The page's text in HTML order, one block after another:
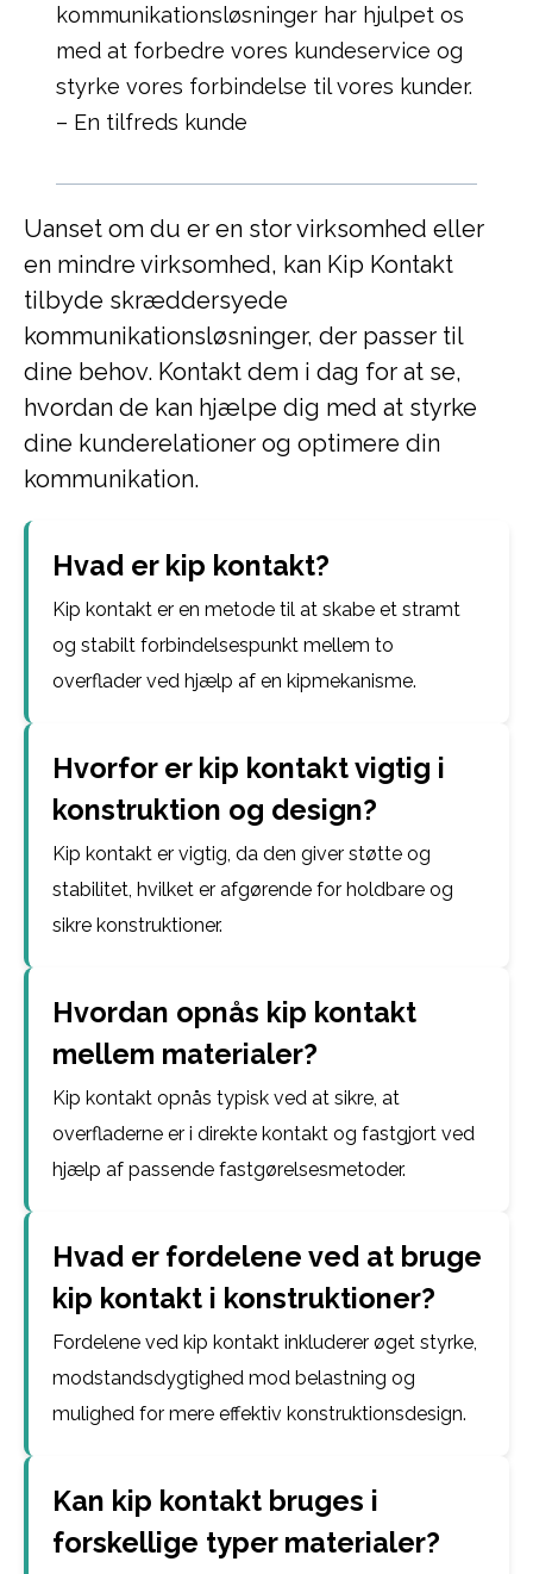
kommunikationsløsninger har hjulpet os
med at forbedre vores kundeservice og
styrke vores forbindelse til vores kunder.
– En tilfreds kunde
Uanset om du er en stor virksomhed eller
en mindre virksomhed, kan Kip Kontakt
tilbyde skræddersyede
kommunikationsløsninger, der passer til
dine behov. Kontakt dem i dag for at se,
hvordan de kan hjælpe dig med at styrke
dine kunderelationer og optimere din
kommunikation.
Hvad er kip kontakt?
Kip kontakt er en metode til at skabe et stramt
og stabilt forbindelsespunkt mellem to
overflader ved hjælp af en kipmekanisme.
Hvorfor er kip kontakt vigtig i
konstruktion og design?
Kip kontakt er vigtig, da den giver støtte og
stabilitet, hvilket er afgørende for holdbare og
sikre konstruktioner.
Hvordan opnås kip kontakt
mellem materialer?
Kip kontakt opnås typisk ved at sikre, at
overfladerne er i direkte kontakt og fastgjort ved
hjælp af passende fastgørelsesmetoder.
Hvad er fordelene ved at bruge
kip kontakt i konstruktioner?
Fordelene ved kip kontakt inkluderer øget styrke,
modstandsdygtighed mod belastning og
mulighed for mere effektiv konstruktionsdesign.
Kan kip kontakt bruges i
forskellige typer materialer?